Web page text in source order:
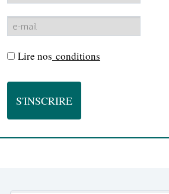
Lire nos conditions